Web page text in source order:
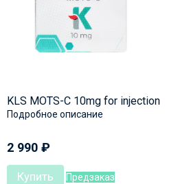
KLS MOTS-C 10mg for injection
Подробное описание
2 990 ₽
Купить
Предзаказ